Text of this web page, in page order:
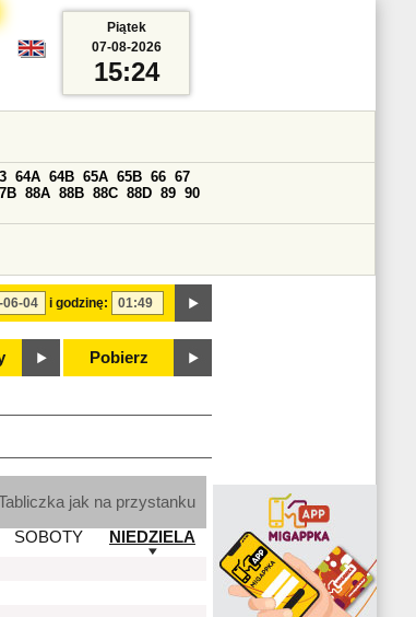
i godzinę:
64A 64B 65A 65B 66 67
88A 88B 88C 88D 89 90
Pobierz
Piątek
07-08-2026
15:24
jak na przystanku
SOBOTY
NIEDZIELA